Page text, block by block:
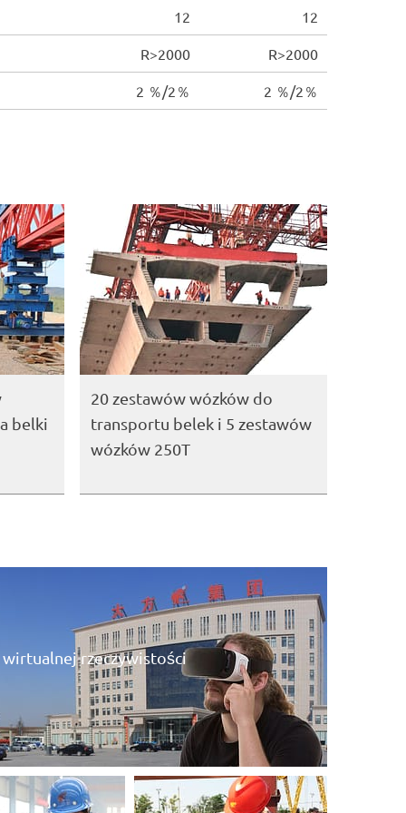
12 12
R>2000 R>2000
2 ％/2％ 2 ％/2％
belki
20 zestawów wózków do
transportu belek i 5 zestawów
wózków 250T
rzeczywistości